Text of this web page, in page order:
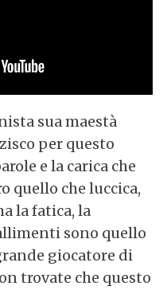
sua maestà
per questo
e la carica che
quello che luccica,
la fatica, la
sono quello
giocatore di
trovate che questo